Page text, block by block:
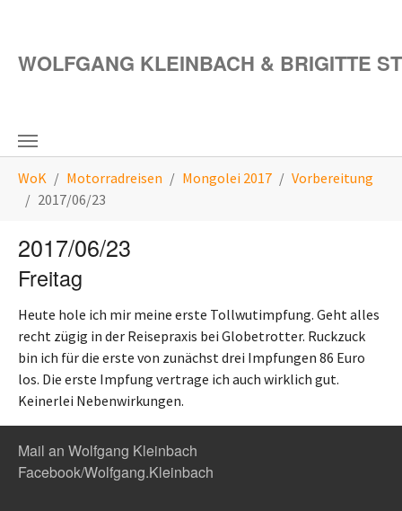
WOLFGANG KLEINBACH & BRIGITTE
WoK Motorradreisen Mongolei 2017
Vorbereitung
2017/06/23
2017/06/23
Freitag
Heute hole ich mir meine erste Tollwutimpfung. Geht alles
recht zügig in der Reisepraxis bei Globetrotter. Ruckzuck
bin ich für die erste von zunächst drei Impfungen 86 Euro
los. Die erste Impfung vertrage ich auch wirklich gut.
Keinerlei Nebenwirkungen.
Mail an Wolfgang Kleinbach
Facebook/Wolfgang.Kleinbach